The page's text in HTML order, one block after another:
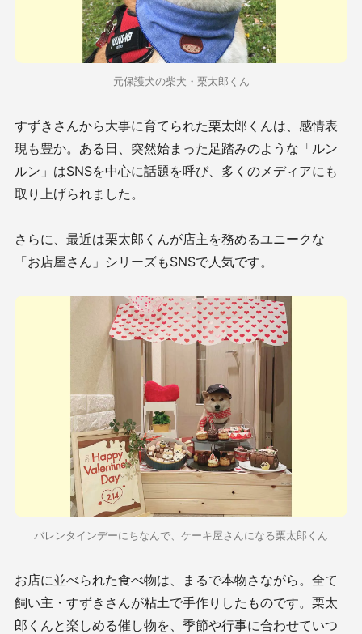
元保護犬の柴犬・栗太郎くん
すずきさんから大事に育てられた栗太郎くんは、感情表
現も豊か。ある日、突然始まった足踏みのような「ルン
ルン」はSNSを中心に話題を呼び、多くのメディアにも
取り上げられました。
さらに、最近は栗太郎くんが店主を務めるユニークな
「お店屋さん」シリーズもSNSで人気です。
バレンタインデーにちなんで、ケーキ屋さんになる栗太郎くん
お店に並べられた食べ物は、まるで本物さながら。全て
飼い主・すずきさんが粘土で手作りしたものです。栗太
郎くんと楽しめる催し物を、季節や行事に合わせていつ